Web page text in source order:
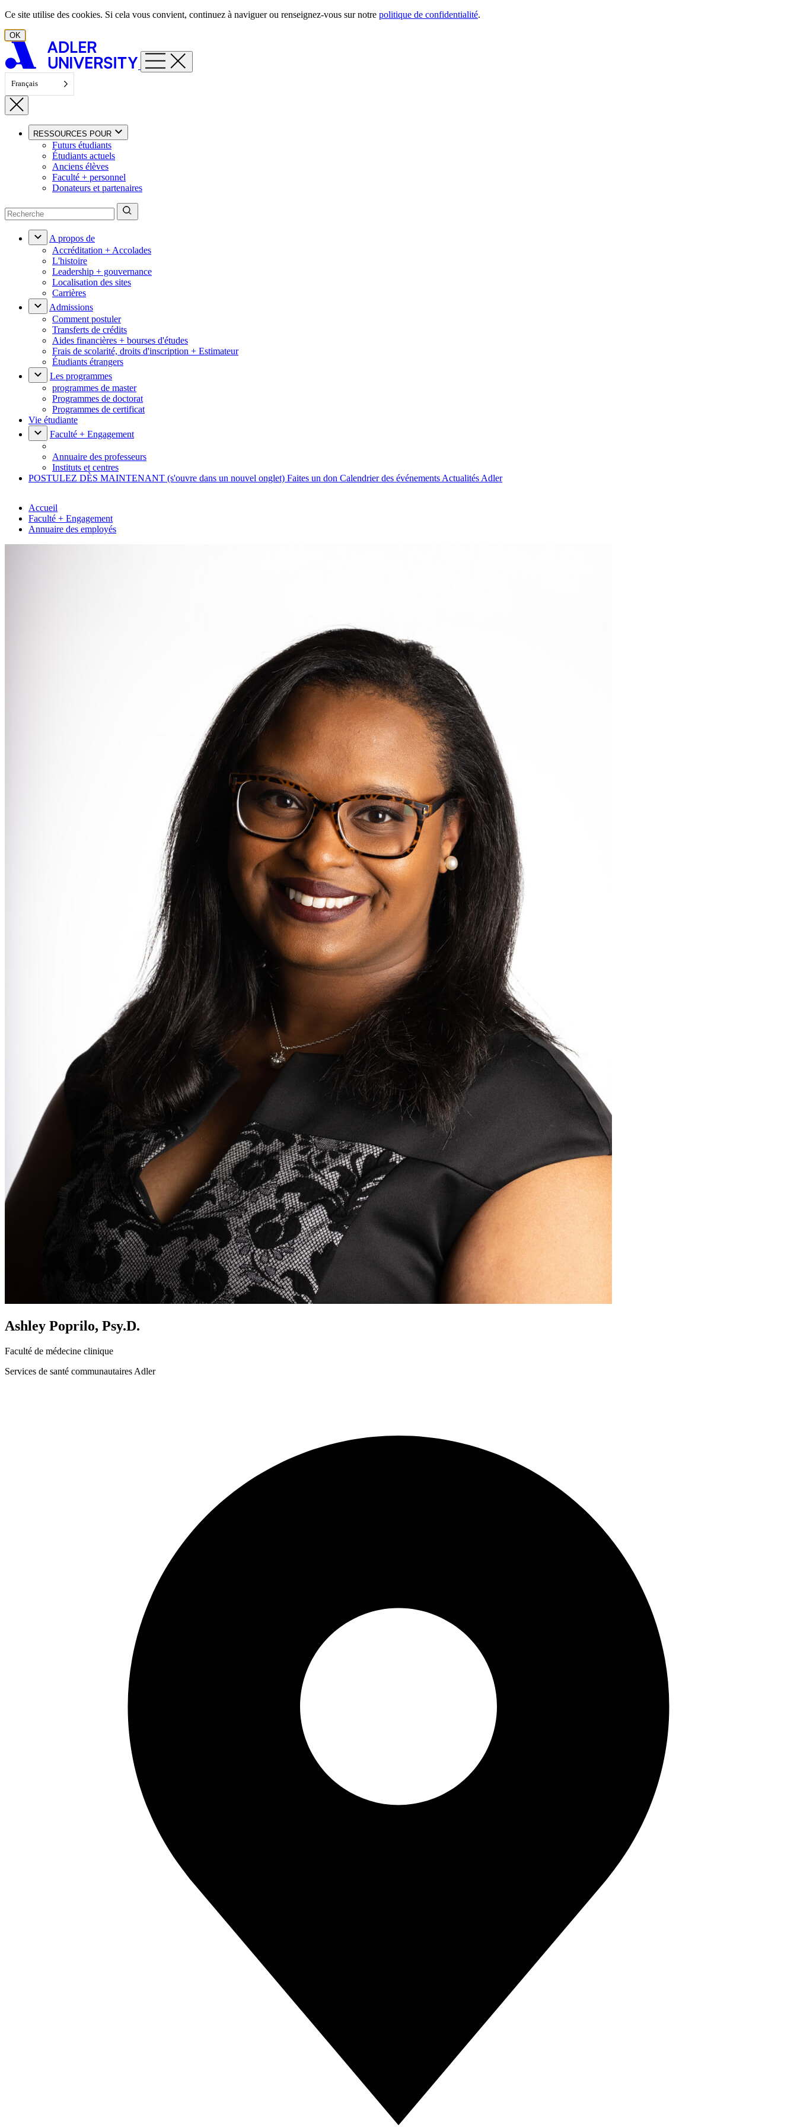
Aller au contenu
Ce site utilise des cookies. Si cela vous convient, continuez à naviguer ou renseignez-vous sur notre politique de confidentialité.
OK
Français
RESSOURCES POUR
Futurs étudiants
Étudiants actuels
Anciens élèves
Faculté + personnel
Donateurs et partenaires
A propos de
Accréditation + Accolades
L'histoire
Leadership + gouvernance
Localisation des sites
Carrières
Admissions
Comment postuler
Transferts de crédits
Aides financières + bourses d'études
Frais de scolarité, droits d'inscription + Estimateur
Étudiants étrangers
Les programmes
programmes de master
Programmes de doctorat
Programmes de certificat
Vie étudiante
Faculté + Engagement
Annuaire des professeurs
Instituts et centres
POSTULEZ DÈS MAINTENANT (s'ouvre dans un nouvel onglet) Faites un don Calendrier des événements Actualités Adler
Accueil
Faculté + Engagement
Annuaire des employés
Ashley Poprilo, Psy.D.
Faculté de médecine clinique
Services de santé communautaires Adler